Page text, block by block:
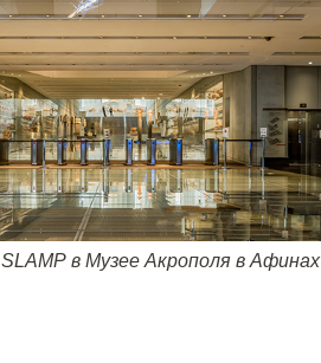
SLAMPв Музее Акрополя в Афинах